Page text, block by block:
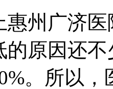
广济医
的原因还
。所以